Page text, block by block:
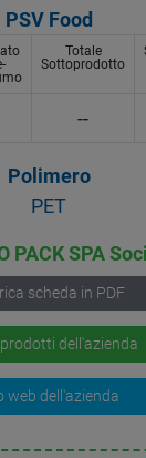
PSV Food
Totale
Sottoprodotto
--
Polimero
PET
PACK SPA
scheda in PDF
dell'azienda
web dell'azienda